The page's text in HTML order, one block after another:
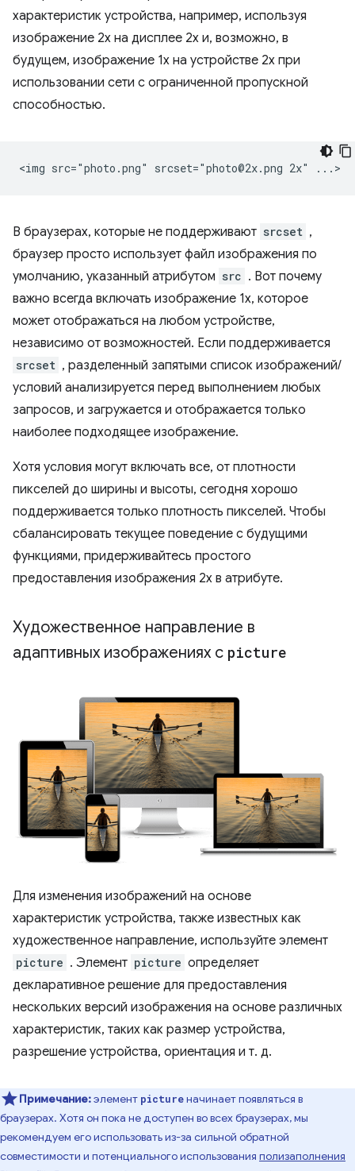
характеристик устройства, например, используя
изображение 2x на дисплее 2x и, возможно, в
будущем, изображение 1x на устройстве 2x при
использовании сети с ограниченной пропускной
способностью.
В браузерах, которые не поддерживают srcset ,
браузер просто использует файл изображения по
умолчанию, указанный атрибутом src . Вот почему
важно всегда включать изображение 1x, которое
может отображаться на любом устройстве,
независимо от возможностей. Если поддерживается
srcset , разделенный запятыми список изображений/
условий анализируется перед выполнением любых
запросов, и загружается и отображается только
наиболее подходящее изображение.
Хотя условия могут включать все, от плотности
пикселей до ширины и высоты, сегодня хорошо
поддерживается только плотность пикселей. Чтобы
сбалансировать текущее поведение с будущими
функциями, придерживайтесь простого
предоставления изображения 2x в атрибуте.
Художественное направление в
адаптивных изображениях с picture
Для изменения изображений на основе
характеристик устройства, также известных как
художественное направление, используйте элемент
picture . Элемент picture определяет
декларативное решение для предоставления
нескольких версий изображения на основе различных
характеристик, таких как размер устройства,
разрешение устройства, ориентация и т. д.
Примечание:элемент pictureначинает появляться в
браузерах. Хотя он пока не доступен во всех браузерах, мы
рекомендуем его использовать из-за сильной обратной
совместимости и потенциального использования полизаполнения